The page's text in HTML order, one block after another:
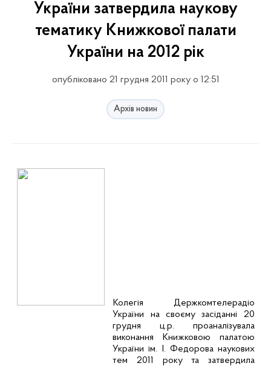
України затвердила наукову
тематику Книжкової палати
України на 2012 рік
опубліковано 21 грудня 2011 року о 12:51
Архів новин
Колегія Держкомтелерадіо
України на своєму засіданні 20
грудня ц.р. проаналізувала
виконання Книжковою палатою
України ім. І. Федорова наукових
тем 2011 року та затвердила